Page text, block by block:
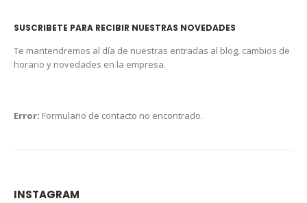
SUSCRIBETE PARA RECIBIR NUESTRAS NOVEDADES
Te mantendremos al día de nuestras entradas al blog, cambios de
horario y novedades en la empresa.
Error: Formulario de contacto no encontrado.
INSTAGRAM